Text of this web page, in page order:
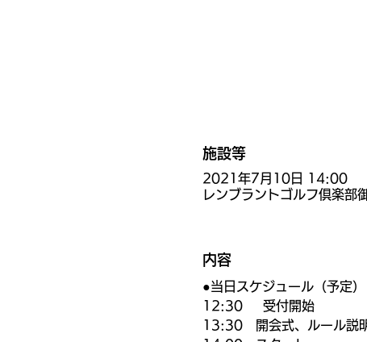
施設等
2021年7月10日 14:00
レンブラントゴルフ倶楽部
内容
●当日スケジュール（予定）
12:30     受付開始
13:30　開会式、ルール説